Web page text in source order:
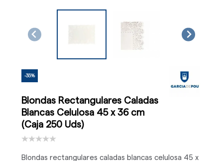
-35%
Blondas Rectangulares Caladas
Blancas Celulosa 45 x 36 cm
(Caja 250 Uds)
Blondas rectangulares caladas blancas celulosa 45 x